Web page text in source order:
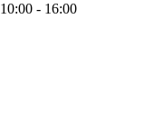
10:00 - 16:00